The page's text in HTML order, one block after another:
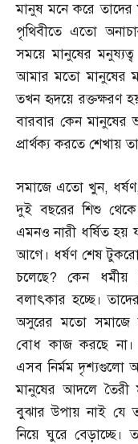
মানুষ মনে করে তাদের
পৃথিবীতে এতো
সময়ে মানুষের
আমার মতো মানুষের
তখন হৃদয়ে রক্তক্ষরণ
বারবার কেন মানুষের
প্রার্থক্য করতে শেখায়
সমাজে এতো খুন, ধর্ষণ
দুই বছরের শিশু থেকে
এমনও নারী ধর্ষিত হয়
আগে। ধর্ষণ শেষ
চলেছে?কেন ধর্মীয়
বলাৎকার হচ্ছে।
অসুরের মতো সমাজে
বোধ কাজ করছে না।
এসব নির্মম দৃশ্যগুলো
মানুষের আদলে তৈরী
বুঝার উপায় নাই যে
নিয়ে ঘুরে